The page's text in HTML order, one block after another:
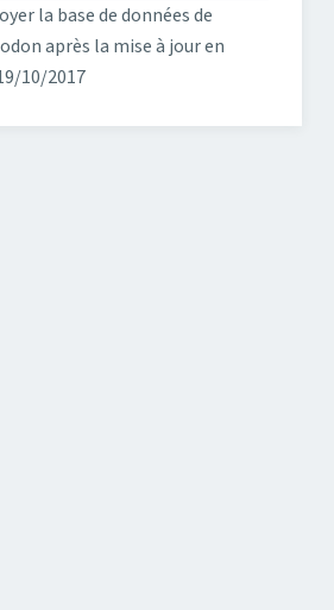
la base de données de
après la mise à jour en
10/2017